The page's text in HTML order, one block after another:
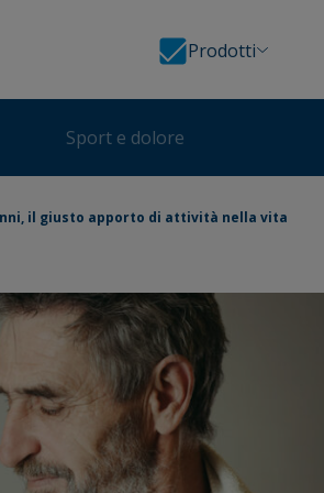
Prodotti
Sport e dolore
il giusto apporto di attività nella vita